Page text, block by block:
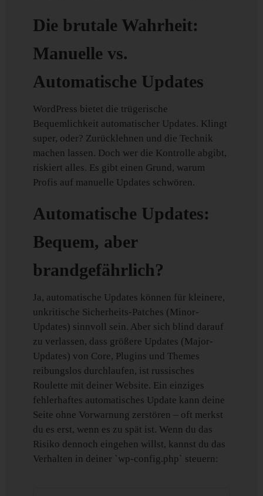
Die brutale Wahrheit:
Manuelle vs.
Automatische Updates
WordPress bietet die trügerische
Bequemlichkeit automatischer Updates. Klingt
super, oder? Zurücklehnen und die Technik
machen lassen. Doch wer die Kontrolle abgibt,
riskiert alles. Es gibt einen Grund, warum
Profis auf manuelle Updates schwören.
Automatische Updates:
Bequem, aber
brandgefährlich?
Ja, automatische Updates können für kleinere,
unkritische Sicherheits-Patches (Minor-
Updates) sinnvoll sein. Aber sich blind darauf
zu verlassen, dass größere Updates (Major-
Updates) von Core, Plugins und Themes
reibungslos durchlaufen, ist russisches
Roulette mit deiner Website. Ein einziges
fehlerhaftes automatisches Update kann deine
Seite ohne Vorwarnung zerstören – oft merkst
du es erst, wenn es zu spät ist. Wenn du das
Risiko dennoch eingehen willst, kannst du das
Verhalten in deiner `wp-config.php` steuern: